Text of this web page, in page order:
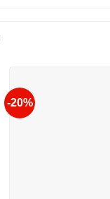
-20%